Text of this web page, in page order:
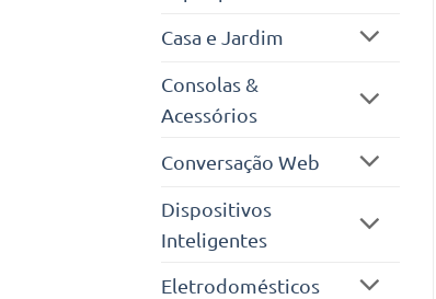
Casa e Jardim
Consolas &
Acessórios
Conversação Web
Dispositivos
Inteligentes
Eletrodomésticos